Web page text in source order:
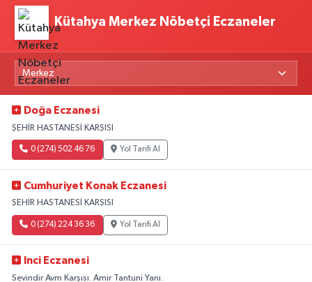
Kütahya Merkez Nöbetçi Eczaneler
Doğa Eczanesi
ŞEHİR HASTANESİ KARŞISI
0 (274) 502 46 76 Yol Tarifi Al
Cumhuriyet Konak Eczanesi
ŞEHİR HASTANESİ KARŞISI
0 (274) 224 36 36 Yol Tarifi Al
Inci Eczanesi
Sevindir Avm Karşısı. Amir Tantuni Yanı.